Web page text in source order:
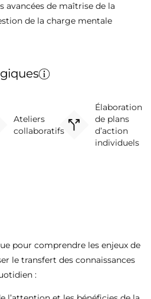
avancées de maîtrise de la
de la charge mentale
Ateliers
collaboratifs
Élaboration
de plans
d’action
individuels
pour comprendre les enjeux de
le transfert des connaissances
: